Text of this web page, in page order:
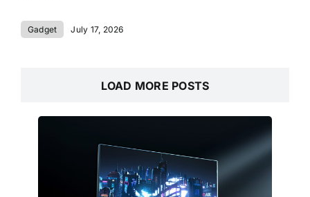
Gadget July 17, 2026
LOAD MORE POSTS